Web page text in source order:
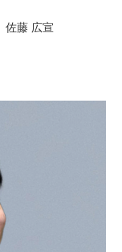
佐藤 広宣